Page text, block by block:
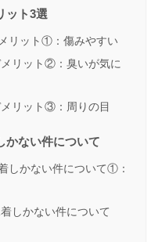
ット3選
リット①：傷みやすい
リット②：臭いが気に
リット③：周りの目
かない件について
しかない件について①：
しかない件について